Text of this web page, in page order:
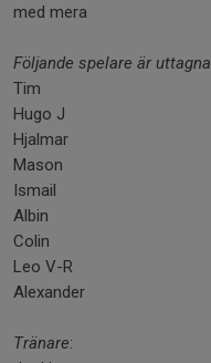
med mera
Följande spelare är uttagna
Tim
Hugo J
Hjalmar
Mason
Ismail
Albin
Colin
Leo V-R
Alexander
Tränare: